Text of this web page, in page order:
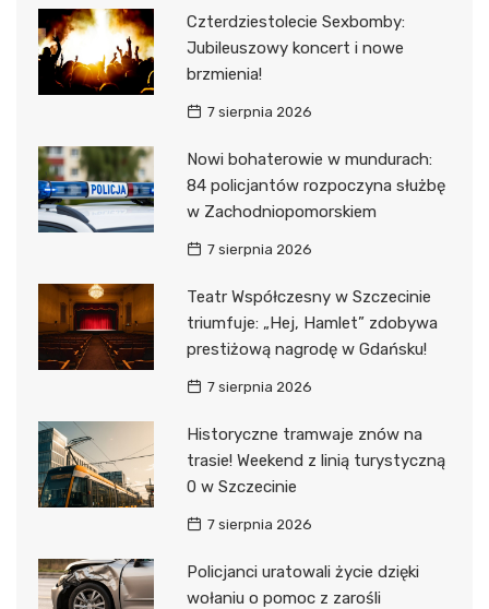
Czterdziestolecie Sexbomby:
Jubileuszowy koncert i nowe
brzmienia!
7 sierpnia 2026
Nowi bohaterowie w mundurach:
84 policjantów rozpoczyna służbę
w Zachodniopomorskiem
7 sierpnia 2026
Teatr Współczesny w Szczecinie
triumfuje: „Hej, Hamlet” zdobywa
prestiżową nagrodę w Gdańsku!
7 sierpnia 2026
Historyczne tramwaje znów na
trasie! Weekend z linią turystyczną
0 w Szczecinie
7 sierpnia 2026
Policjanci uratowali życie dzięki
wołaniu o pomoc z zarośli